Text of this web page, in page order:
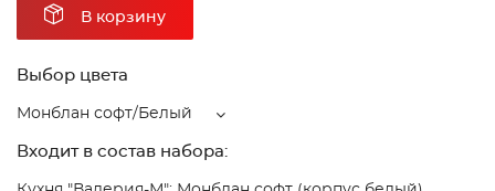
В корзину
Выбор цвета
Монблан софт/Белый
Входит в состав набора: